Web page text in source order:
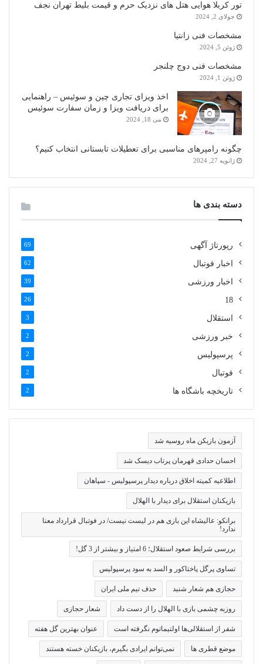
تور کربلا هوایی هتل های نزدیک حرم و قیمت بلیط تهران نجف
جولای 2, 2024
مشخصات فنی زانتیا
ژوئن 5, 2024
مشخصات فنی دوج چلنجر
ژوئن 1, 2024
اخذ ویزای تجاری چین و سوئیس – راهنمایی
برای دریافت ویزا و زمان سفارت سوئیس
می 18, 2024
چگونه رامپرهای مناسبی برای تعطیلات تابستانی انتخاب کنیم؟
ژانویه 27, 2024
دسته بندی ها
رپورتاژ آگهی 69
اخبار فوتبال 62
اخبار ورزشی 39
18
26
استقلال 3
خبر ورزشی 2
پرسپولیس 2
فوتبال 2
تاریخچه باشگاه ها 2
آزمون بازیکن ماه روسیه شد
احسان حدادی قهرمان پرتاب دیسک شد
اطلاعیه کمیته اخلاق درباره دیدار پرسپولیس - سپاهان
بازیکنان استقلال برای دیدار با الهلال
برانکو: عالیشاه این بازی هم در لیست نیست/ در فوتبال قرارداد معنا
ندارد!
بررسی شرایط صعود استقلال؛ 6 امتیاز و بیشتر از 3 گل!
تساوی پرگل پاختاکور و السد به سود پرسپولیس
حجازی هم شعار شنید حذف تیم ملی ایران
روزبه چشمی بازی با الهلال را از دست داد شعار حجازی
شفر از استقلالی‌ها اولتیماتوم نگرفته است عنوان بهترین گل هفته
موضع قطری ها نمی‌توانم ایرادی بگیرم، بازیکنان خسته هستند